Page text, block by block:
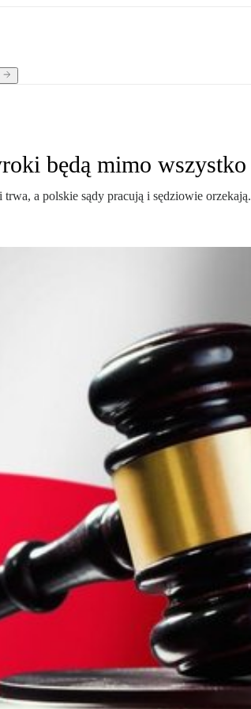
będą mimo wszystko
a polskie sądy pracują i sędziowie orzekają.